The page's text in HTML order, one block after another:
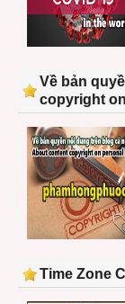
Về bản
copyright
Time Zone